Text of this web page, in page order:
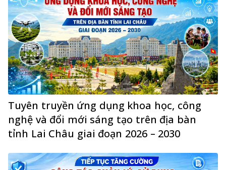
Tuyên truyền ứng dụng khoa học, công
nghệ và đổi mới sáng tạo trên địa bàn
tỉnh Lai Châu giai đoạn 2026 – 2030